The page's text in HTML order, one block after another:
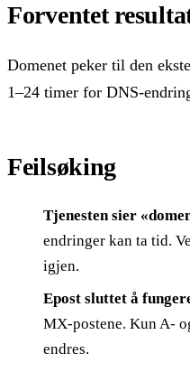
Forventet
Domenet peker til den
1–24 timer for DNS-
Feilsøking
Tjenesten sier
endringer kan ta tid.
igjen.
Epost sluttet å
MX-postene. Kun A-
endres.